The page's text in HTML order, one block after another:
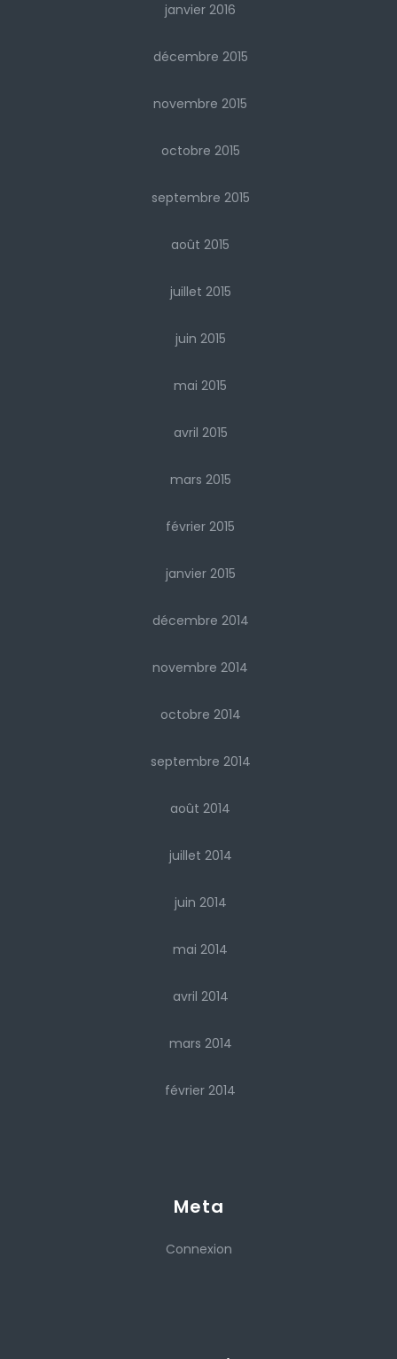
janvier 2016
décembre 2015
novembre 2015
octobre 2015
septembre 2015
août 2015
juillet 2015
juin 2015
mai 2015
avril 2015
mars 2015
février 2015
janvier 2015
décembre 2014
novembre 2014
octobre 2014
septembre 2014
août 2014
juillet 2014
juin 2014
mai 2014
avril 2014
mars 2014
février 2014
Meta
Connexion